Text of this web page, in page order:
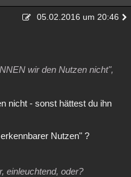
05.02.2016 um 20:46
wir den Nutzen nicht",
nicht - sonst hättest du ihn
Nutzen" ?
einleuchtend, oder?